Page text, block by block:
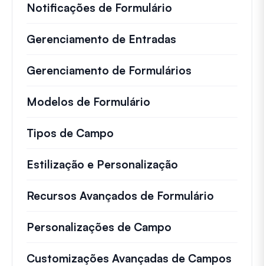
Notificações de Formulário
Gerenciamento de Entradas
Gerenciamento de Formulários
Modelos de Formulário
Tipos de Campo
Estilização e Personalização
Recursos Avançados de Formulário
Personalizações de Campo
Customizações Avançadas de Campos